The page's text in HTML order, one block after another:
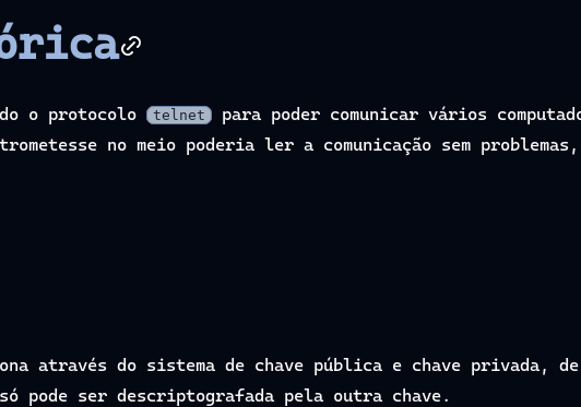
o protocolo telnet
para poder comunicar vários
no meio poderia ler a comunicação sem
através do sistema de chave pública e chave privada,
pode ser descriptografada pela outra chave.